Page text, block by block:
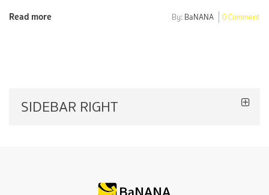
Read more By: BaNANA 0 Comment
SIDEBAR RIGHT